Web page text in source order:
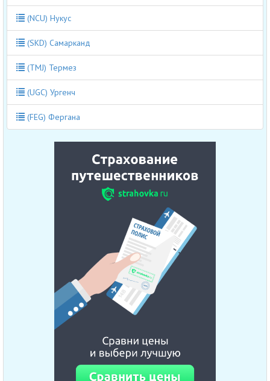
(NCU) Нукус
(SKD) Самарканд
(TMJ) Термез
(UGC) Ургенч
(FEG) Фергана